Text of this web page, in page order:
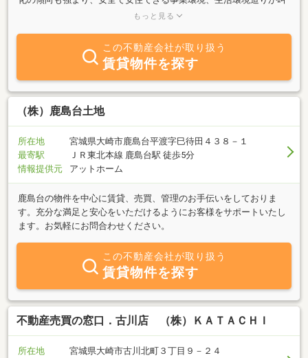
ばれております。当社は、現在のような一極集中、過密の都市づく
ん、スマート・コミュニティのシステムの整った人間性・夢のある
地域づくりを目指した不動産利用を考えております。当社は、微力
ながら長年この県北地方を中心に、豊富は不動産情報の中で、個別
性あるお客様の不動産利用、売買の必要性を親身に相談を受け付
け、いまある情報の中で、最善の提案を心がけて仕事をいたしてお
ります。当社の事業内容としては、事業用の物件の売買、賃貸借を
種々の不動産に関しての相談、査定業務、テナント立地の診断業務
等を誠心誠意に行っております。
もっと見る
この不動産会社が取り扱う
賃貸物件を探す
（株）鹿島台土地
所在地
宮城県大崎市鹿島台平渡字巳待田４３８－１
最寄駅
ＪＲ東北本線 鹿島台駅 徒歩5分
情報提供元
アットホーム
鹿島台の物件を中心に賃貸、売買、管理のお手伝いをしておりま
す。充分な満足と安心をいただけるようにお客様をサポートいたし
ます。お気軽にお問合わせください。
この不動産会社が取り扱う
賃貸物件を探す
不動産売買の窓口．古川店 （株）ＫＡＴＡＣＨＩ
所在地
宮城県大崎市古川北町３丁目９－２４